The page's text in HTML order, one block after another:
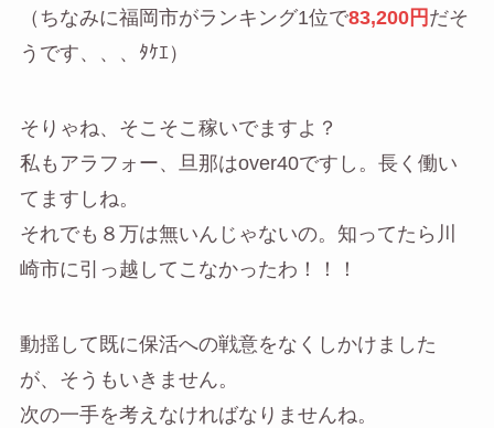
（ちなみに福岡市がランキング1位で83,200円 だそ
うです、、、ﾀｹｴ）
そりゃね、そこそこ稼いでますよ？
私もアラフォー、旦那はover40ですし。長く働い
てますしね。
それでも８万は無いんじゃないの。知ってたら川
崎市に引っ越してこなかったわ！！！
動揺して既に保活への戦意をなくしかけました
が、そうもいきません。
次の一手を考えなければなりませんね。